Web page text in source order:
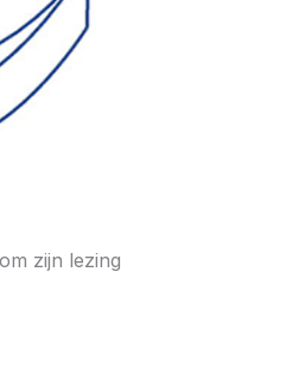
zijn lezing